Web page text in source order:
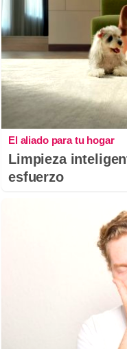
El aliado para tu hogar
Limpieza
esfuerzo